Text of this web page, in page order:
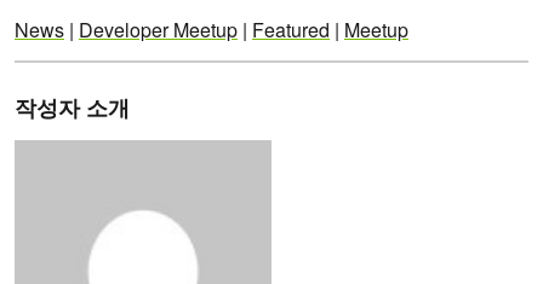
News | Developer Meetup | Featured | Meetup
작성자 소개